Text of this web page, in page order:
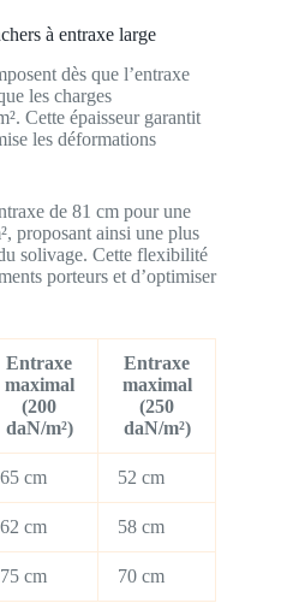
à entraxe large
dès que l’entraxe
les charges
Cette épaisseur garantit
les déformations
de 81 cm pour une
proposant ainsi une plus
solivage. Cette flexibilité
porteurs et d’optimiser
Entraxe
maximal
(200
daN/m²)
Entraxe
maximal
(250
daN/m²)
65 cm 52 cm
62 cm 58 cm
75 cm
70 cm